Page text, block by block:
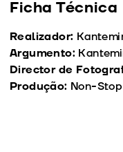
Ficha Técnica
Realizador:
Argumento:
Director de
Produção: Non-